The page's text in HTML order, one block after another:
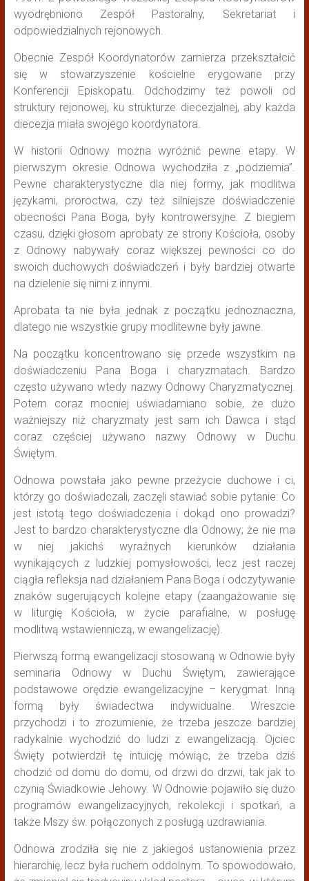
wyodrębniono Zespół Pastoralny, Sekretariat i
odpowiedzialnych rejonowych.
Obecnie Zespół Koordynatorów zamierza przekształcić
się w stowarzyszenie kościelne erygowane przy
Konferencji Episkopatu. Odchodzimy też powoli od
struktury rejonowej, ku strukturze diecezjalnej, aby każda
diecezja miała swojego koordynatora.
W historii Odnowy można wyróżnić pewne etapy. W
pierwszym okresie Odnowa wychodziła z „podziemia”.
Pewne charakterystyczne dla niej formy, jak modlitwa
językami, proroctwa, czy też silniejsze doświadczenie
obecności Pana Boga, były kontrowersyjne. Z biegiem
czasu, dzięki głosom aprobaty ze strony Kościoła, osoby
z Odnowy nabywały coraz większej pewności co do
swoich duchowych doświadczeń i były bardziej otwarte
na dzielenie się nimi z innymi.
Aprobata ta nie była jednak z początku jednoznaczna,
dlatego nie wszystkie grupy modlitewne były jawne.
Na początku koncentrowano się przede wszystkim na
doświadczeniu Pana Boga i charyzmatach. Bardzo
często używano wtedy nazwy Odnowy Charyzmatycznej.
Potem coraz mocniej uświadamiano sobie, że dużo
ważniejszy niż charyzmaty jest sam ich Dawca i stąd
coraz częściej używano nazwy Odnowy w Duchu
Świętym.
Odnowa powstała jako pewne przeżycie duchowe i ci,
którzy go doświadczali, zaczęli stawiać sobie pytanie: Co
jest istotą tego doświadczenia i dokąd ono prowadzi?
Jest to bardzo charakterystyczne dla Odnowy; że nie ma
w niej jakichś wyraźnych kierunków działania
wynikających z ludzkiej pomysłowości, lecz jest raczej
ciągła refleksja nad działaniem Pana Boga i odczytywanie
znaków sugerujących kolejne etapy (zaangażowanie się
w liturgię Kościoła, w życie parafialne, w posługę
modlitwą wstawienniczą, w ewangelizację).
Pierwszą formą ewangelizacji stosowaną w Odnowie były
seminaria Odnowy w Duchu Świętym, zawierające
podstawowe orędzie ewangelizacyjne – kerygmat. Inną
formą były świadectwa indywidualne. Wreszcie
przychodzi i to zrozumienie, że trzeba jeszcze bardziej
radykalnie wychodzić do ludzi z ewangelizacją. Ojciec
Święty potwierdził tę intuicję mówiąc, że trzeba dziś
chodzić od domu do domu, od drzwi do drzwi, tak jak to
czynią Świadkowie Jehowy. W Odnowie pojawiło się dużo
programów ewangelizacyjnych, rekolekcji i spotkań, a
także Mszy św. połączonych z posługą uzdrawiania.
Odnowa zrodziła się nie z jakiegoś ustanowienia przez
hierarchię, lecz była ruchem oddolnym. To spowodowało,